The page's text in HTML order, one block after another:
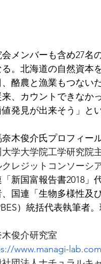
メンバーも含め27名
る。北海道の自然資本
酪農と漁業もつない
来、カウントできな
発見が出来そう」と
木俊介氏プロフィー
大学大学院工学研究院
クレジットコンソーシ
「新国富報告書2018」
国連「生物多様性及
）統括代表執筆者
俊介研究室︎
www.managi-